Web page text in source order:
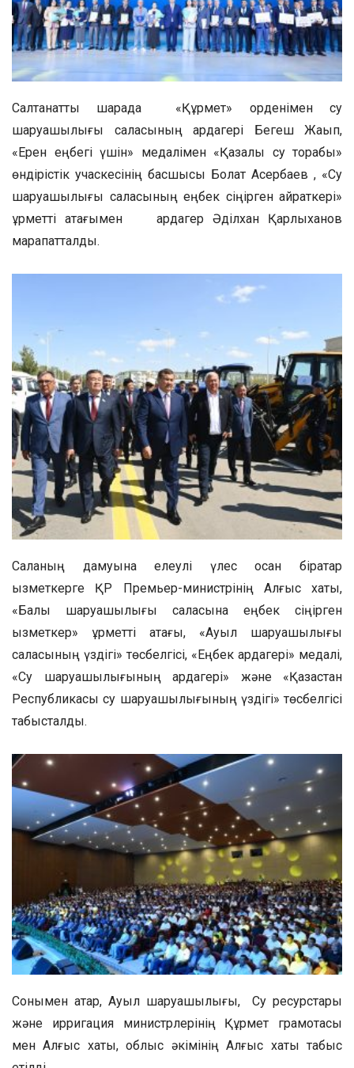
Салтанатты шарада «Құрмет» орденімен су
шаруашылығы саласының ардагері Бегеш Жақып,
«Ерен еңбегі үшін» медалімен «Қазалы су торабы»
өндірістік учаскесінің басшысы Болат Асербаев , «Су
шаруашылығы саласының еңбек сіңірген қайраткері»
құрметті атағымен ардагер Әділхан Қарлыханов
марапатталды.
Саланың дамуына елеулі үлес қосқан бірқатар
қызметкерге ҚР Премьер-министрінің Алғыс хаты,
«Балық шаруашылығы саласына еңбек сіңірген
қызметкер» құрметті атағы, «Ауыл шаруашылығы
саласының үздігі» төсбелгісі, «Еңбек ардагері» медалі,
«Су шаруашылығының ардагері» және «Қазақстан
Республикасы су шаруашылығының үздігі» төсбелгісі
табысталды.
Сонымен қатар, Ауыл шаруашылығы, Су ресурстары
және ирригация министрлерінің Құрмет грамотасы
мен Алғыс хаты, облыс әкімінің Алғыс хаты табыс